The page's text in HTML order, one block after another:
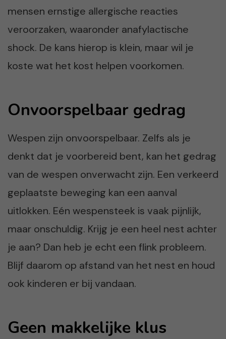
mensen ernstige allergische reacties
veroorzaken, waaronder anafylactische
shock. De kans hierop is klein, maar wil je
koste wat het kost helpen voorkomen.
Onvoorspelbaar gedrag
Wespen zijn onvoorspelbaar. Zelfs als je
denkt dat je voorbereid bent, kan het gedrag
van de wespen onverwacht zijn. Een verkeerd
geplaatste beweging kan een aanval
uitlokken. Eén wespensteek is vaak pijnlijk,
maar onschuldig. Krijg je een heel nest achter
je aan? Dan heb je echt een flink probleem.
Blijf daarom op afstand van het nest en houd
ook kinderen er bij vandaan.
Geen makkelijke klus